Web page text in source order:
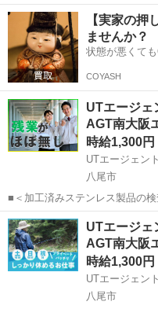
阪から愛知県豊田市の定期便
～東大阪の定期便 ※ネジ類の
ろし（手積み作業はありませ...
大阪 八尾市 ドライバー
【実家の押
ませんか？
状態が悪くて
COYASH
UTエージェ
AGT南大阪
時給1,300円
八尾市
■＜加工済みステンレス製品の検査・梱包＞ 人気
教育環境が整っているので未経
心のスタート◎ ＜具体的には…＞ ◆検査 ◆梱包 ◆バリ取り →サンダ
ーなどの工具...
大阪 八尾市 倉庫管理
UTエージェ
AGT南大阪
時給1,300円
八尾市